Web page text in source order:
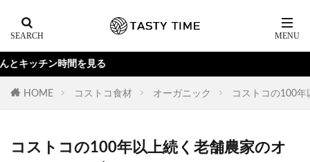
HOME コストコ食材 オーガニック コストコの100
コストコの100年以上続く老舗農家のオ